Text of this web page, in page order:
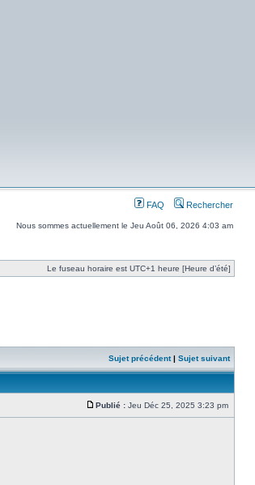
FAQ Rechercher
Nous sommes actuellement le Jeu Août 06, 2026 4:03 am
Le fuseau horaire est UTC+1 heure [Heure d’été]
Sujet précédent| Sujet suivant
Publié : Jeu Déc 25, 2025 3:23 pm